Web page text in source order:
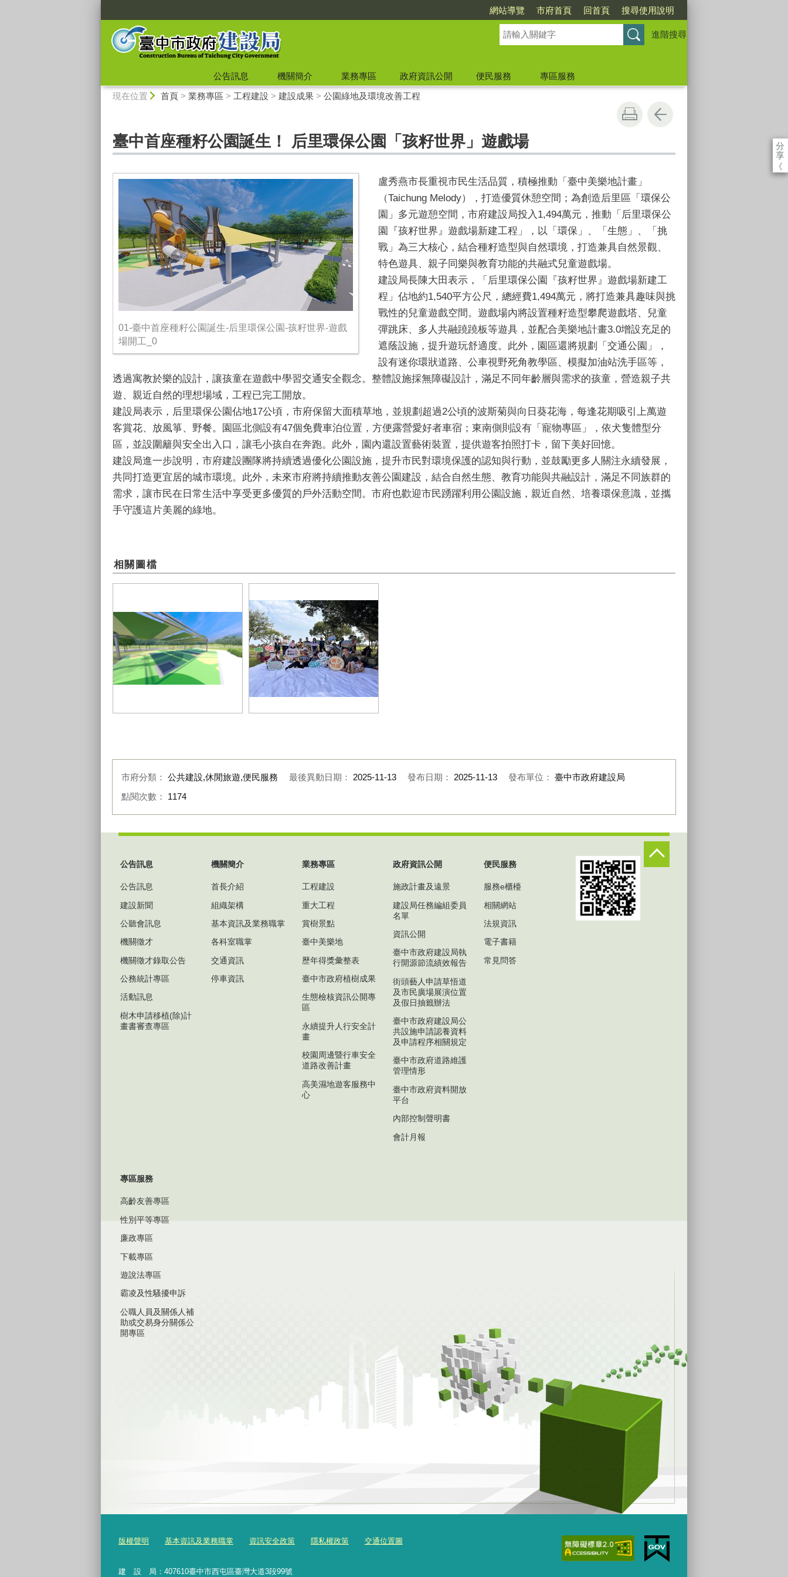
網站導覽 市府首頁 回首頁 搜尋使用說明
進階搜尋
公告訊息 機關簡介 業務專區 政府資訊公開 便民服務
專區服務
現在位置 首頁> 業務專區 > 工程建設 > 建設成果> 公園綠地及環境改善工程
分
享
《
臺中首座種籽公園誕生！ 后里環保公園「孩籽世界」遊戲場
01-臺中首座種籽公園誕生-后里環保公園-孩籽世界-遊戲
場開工_0
盧秀燕市長重視市民生活品質，積極推動「臺中美樂地計畫」
（Taichung Melody），打造優質休憩空間；為創造后里區「環保公
園」多元遊憩空間，市府建設局投入1,494萬元，推動「后里環保公
園『孩籽世界』遊戲場新建工程」，以「環保」、「生態」、「挑
戰」為三大核心，結合種籽造型與自然環境，打造兼具自然景觀、
特色遊具、親子同樂與教育功能的共融式兒童遊戲場。
建設局長陳大田表示，「后里環保公園『孩籽世界』遊戲場新建工
程」佔地約1,540平方公尺，總經費1,494萬元，將打造兼具趣味與挑
戰性的兒童遊戲空間。遊戲場內將設置種籽造型攀爬遊戲塔、兒童
彈跳床、多人共融蹺蹺板等遊具，並配合美樂地計畫3.0增設充足的
遮蔭設施，提升遊玩舒適度。此外，園區還將規劃「交通公園」，
設有迷你環狀道路、公車視野死角教學區、模擬加油站洗手區等，
透過寓教於樂的設計，讓孩童在遊戲中學習交通安全觀念。整體設施採無障礙設計，滿足不同年齡層與需求的孩童，營造親子共
遊、親近自然的理想場域，工程已完工開放。
建設局表示，后里環保公園佔地17公頃，市府保留大面積草地，並規劃超過2公頃的波斯菊與向日葵花海，每逢花期吸引上萬遊
客賞花、放風箏、野餐。園區北側設有47個免費車泊位置，方便露營愛好者車宿；東南側則設有「寵物專區」，依犬隻體型分
區，並設圍籬與安全出入口，讓毛小孩自在奔跑。此外，園內還設置藝術裝置，提供遊客拍照打卡，留下美好回憶。
建設局進一步說明，市府建設團隊將持續透過優化公園設施，提升市民對環境保護的認知與行動，並鼓勵更多人關注永續發展，
共同打造更宜居的城市環境。此外，未來市府將持續推動友善公園建設，結合自然生態、教育功能與共融設計，滿足不同族群的
需求，讓市民在日常生活中享受更多優質的戶外活動空間。市府也歡迎市民踴躍利用公園設施，親近自然、培養環保意識，並攜
手守護這片美麗的綠地。
相關圖檔
市府分類： 公共建設,休閒旅遊,便民服務 最後異動日期： 2025-11-13 發布日期： 2025-11-13 發布單位： 臺中市政府建設局
點閱次數： 1174
公告訊息
公告訊息
建設新聞
公聽會訊息
機關徵才
機關徵才錄取公告
公務統計專區
活動訊息
樹木申請移植(除)計
畫書審查專區
機關簡介
首長介紹
組織架構
基本資訊及業務職掌
各科室職掌
交通資訊
停車資訊
業務專區
工程建設
重大工程
賞樹景點
臺中美樂地
歷年得獎彙整表
臺中市政府植樹成果
生態檢核資訊公開專
區
永續提升人行安全計
畫
校園周邊暨行車安全
道路改善計畫
高美濕地遊客服務中
心
政府資訊公開
施政計畫及遠景
建設局任務編組委員
名單
資訊公開
臺中市政府建設局執
行開源節流績效報告
街頭藝人申請草悟道
及市民廣場展演位置
及假日抽籤辦法
臺中市政府建設局公
共設施申請認養資料
及申請程序相關規定
臺中市政府道路維護
管理情形
臺中市政府資料開放
平台
內部控制聲明書
會計月報
便民服務
服務e櫃檯
相關網站
法規資訊
電子書籍
常見問答
專區服務
高齡友善專區
性別平等專區
廉政專區
下載專區
遊說法專區
霸凌及性騷擾申訴
公職人員及關係人補
助或交易身分關係公
開專區
版權聲明 基本資訊及業務職掌 資訊安全政策 隱私權政策 交通位置圖
建 設 局： 407610臺中市西屯區臺灣大道3段99號